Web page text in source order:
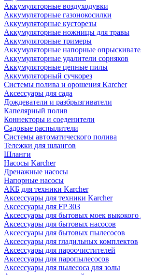
Аккумуляторные воздуходувки
Аккумуляторные газонокосилки
Аккумуляторные кусторезы
Аккумуляторные ножницы для травы
Аккумуляторные тримеры
Аккумуляторные напорные
Аккумуляторные удалители сорняков
Аккумуляторные цепные пилы
Аккумуляторный сучкорез
Системы полива и орошения Karcher
Аксессуары для сада
Дождеватели и разбрызгиватели
Капелярный полив
Коннекторы и соеденители
Садовые распылители
Системы автоматического полива
Тележки для шлангов
Шланги
Насосы Karcher
Дренажные насосы
Напорные насосы
АКБ для техники Karcher
Аксессуары для техники Karcher
Аксессуары для FP 303
Аксессуары для бытовых моек выкокого
Аксессуары для бытовых насосов
Аксессуары для бытовых пылесосов
Аксессуары для гладильных комплектов
Аксессуары для пароочистителей
Аксессуары для паропылесосов
Аксессуары для пылесоса для золы